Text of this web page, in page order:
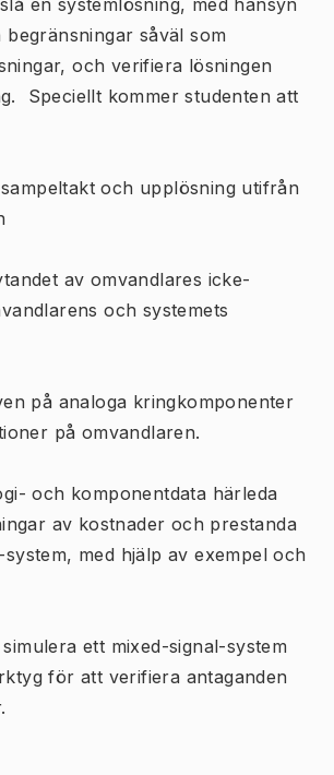
såväl som
och verifiera lösningen
Speciellt kommer studenten att
och upplösning utifrån
av omvandlares icke-
och systemets
på analoga kringkomponenter
på omvandlaren.
och komponentdata härleda
av kostnader och prestanda
med hjälp av exempel och
ett mixed-signal-system
för att verifiera antaganden